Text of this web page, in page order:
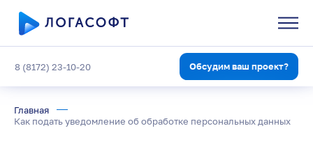
8 (8172) 23-10-20 Обсудим ваш проект?
Главная
Как подать уведомление об обработке персональных данных